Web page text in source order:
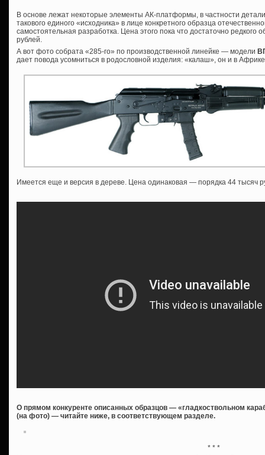
В основе лежат некоторые элементы АК-платформы, в частности
такового единого «исходника» в лице конкретного образца
самостоятельная разработка. Цена этого пока что достаточно редкого
рублей.
А вот фото собрата «285-го» по производственной линейке — модели
дает повода усомниться в родословной изделия: «калаш», он и в
Имеется еще и версия в дереве. Цена одинаковая — порядка 44 тысяч
О прямом конкуренте описанных образцов — «гладкоствольном
(на фото) — читайте ниже, в соответствующем разделе.
* * *